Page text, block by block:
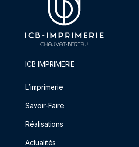
ICB IMPRIMERIE
L’imprimerie
Savoir-Faire
Réalisations
Actualités